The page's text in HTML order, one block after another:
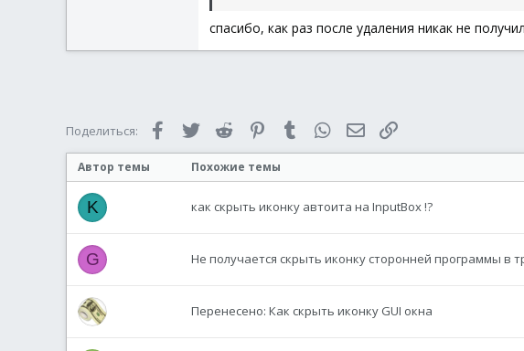
Код:
; флаг
спасибо, как раз после удаления никак не
Поделиться: FacebookTwitter Reddit PinterestTumblr WhatsAppЭлектронная почта
Автор темы Похожие темы
K как скрыть иконку автоита на InputBox !?
G Не получается скрыть иконку сторонней программы в
Перенесено: Как скрыть иконку GUI окна